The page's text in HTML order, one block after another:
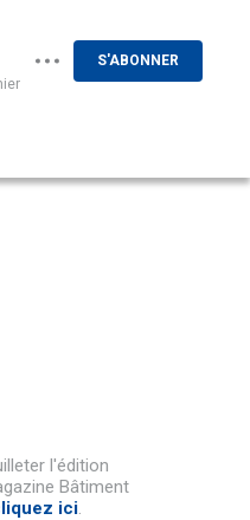
S'ABONNER
l'édition
Bâtiment
ici.